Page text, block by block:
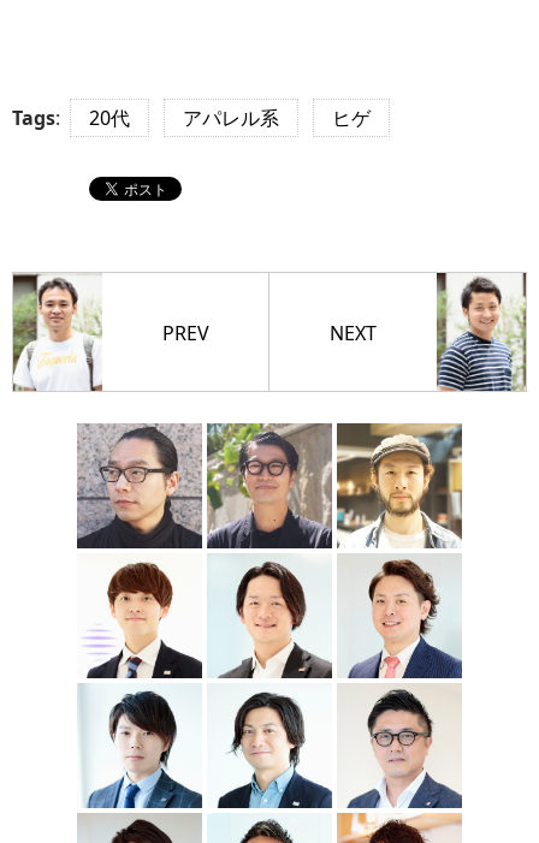
Tags: 20代 アパレル系 ヒゲ
PREV NEXT